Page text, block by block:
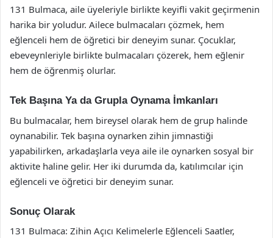
131 Bulmaca, aile üyeleriyle birlikte keyifli vakit geçirmenin
harika bir yoludur. Ailece bulmacaları çözmek, hem
eğlenceli hem de öğretici bir deneyim sunar. Çocuklar,
ebeveynleriyle birlikte bulmacaları çözerek, hem eğlenir
hem de öğrenmiş olurlar.
Tek Başına Ya da Grupla Oynama İmkanları
Bu bulmacalar, hem bireysel olarak hem de grup halinde
oynanabilir. Tek başına oynarken zihin jimnastiği
yapabilirken, arkadaşlarla veya aile ile oynarken sosyal bir
aktivite haline gelir. Her iki durumda da, katılımcılar için
eğlenceli ve öğretici bir deneyim sunar.
Sonuç Olarak
131 Bulmaca: Zihin Açıcı Kelimelerle Eğlenceli Saatler,